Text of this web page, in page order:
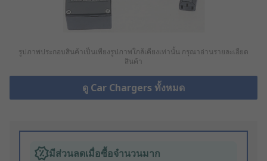
รูปภาพประกอบสินค้าเป็นเพียงรูปภาพใกล้เคียงเท่านั้น กรุณาอ่านรายละเอียด
สินค้า
ดู Car Chargers ทั้งหมด
มีส่วนลดเมื่อซื้อจำนวนมาก